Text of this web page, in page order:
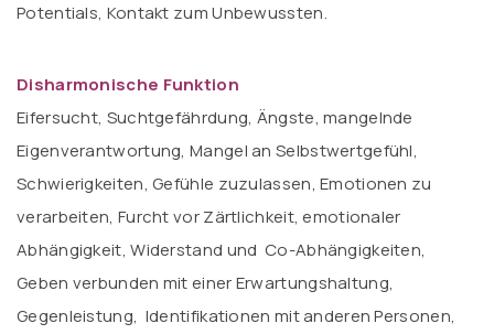
Potentials, Kontakt zum Unbewussten.
Disharmonische Funktion
Eifersucht, Suchtgefährdung, Ängste, mangelnde
Eigenverantwortung, Mangel an Selbstwertgefühl,
Schwierigkeiten, Gefühle zuzulassen, Emotionen zu
verarbeiten, Furcht vor Zärtlichkeit, emotionaler
Abhängigkeit, Widerstand und Co-Abhängigkeiten,
Geben verbunden mit einer Erwartungshaltung,
Gegenleistung, Identifikationen mit anderen Personen,